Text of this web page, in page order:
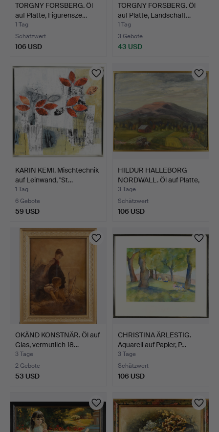
TORGNY FORSBERG. Öl
auf Platte, Figurensze…
1 Tag
Schätzwert
106 USD
TORGNY FORSBERG. Öl
auf Platte, Landschaft…
1 Tag
3 Gebote
43 USD
KARIN KEMI. Mischtechnik
auf Leinwand, "St…
1 Tag
6 Gebote
59 USD
HILDUR HALLEBORG
NORDWALL. Öl auf Platte,
…
3 Tage
Schätzwert
106 USD
OKÄND KONSTNÄR. Öl auf
Glas, vermutlich 18…
3 Tage
2 Gebote
53 USD
CHRISTINA ÄRLESTIG.
Aquarell auf Papier, P…
3 Tage
Schätzwert
106 USD